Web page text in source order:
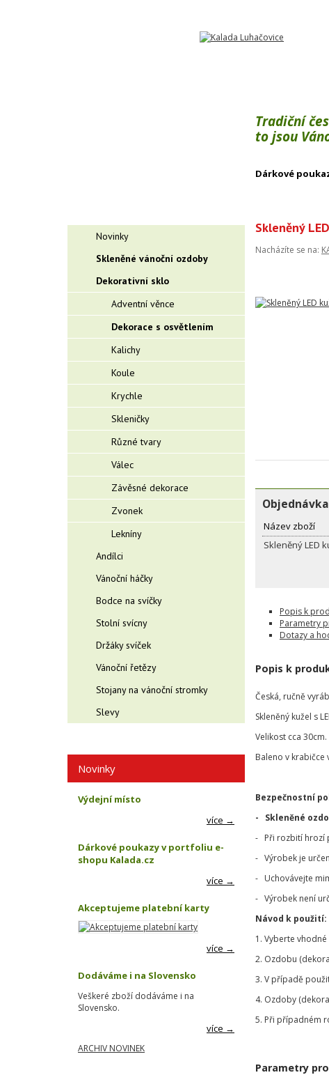
Tradiční
to jsou
Dárkové
Novinky
Skleněné vánoční ozdoby
Dekorativní sklo
Adventní věnce
Dekorace s osvětlením
Kalichy
Koule
Krychle
Skleničky
Různé tvary
Válec
Závěsné dekorace
Zvonek
Lekníny
Andílci
Vánoční háčky
Bodce na svíčky
Stolní svícny
Držáky svíček
Vánoční řetězy
Stojany na vánoční stromky
Slevy
Novinky
Výdejní místo
více →
Dárkové poukazy v portfoliu e-
shopu Kalada.cz
více →
Akceptujeme platební karty
více →
Dodáváme i na Slovensko
Veškeré zboží dodáváme i na
Slovensko.
více →
ARCHIV NOVINEK
Skleněný
Nacházíte se na:
Název zboží
Skleněný LED
Popis k
Parametry
Dotazy a
Popis k
Česká, ručně
Skleněný kužel s
Velikost cca 30cm.
Baleno v krabičce
Bezpečnostní
- Skleněné
- Při rozbití hrozí
- Výrobek je
- Uchovávejte
- Výrobek není
Návod k použití:
1. Vyberte
2. Ozdobu
3. V případě
4. Ozdoby
5. Při případném
Parametry